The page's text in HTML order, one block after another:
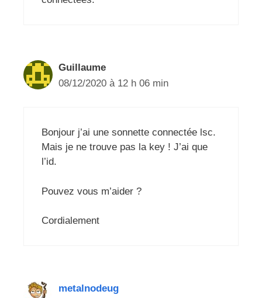
Guillaume
08/12/2020 à 12 h 06 min
Bonjour j’ai une sonnette connectée lsc.
Mais je ne trouve pas la key ! J’ai que
l’id.
Pouvez vous m’aider ?
Cordialement
metalnodeug